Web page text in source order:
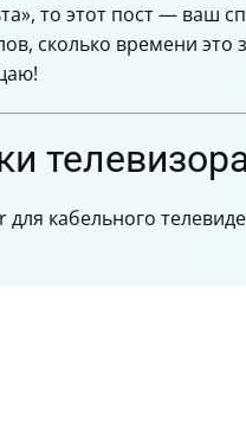
то этот пост — ваш
сколько времени это
кабельного